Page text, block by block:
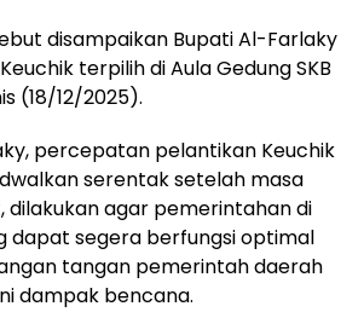
disampaikan Bupati Al-Farlaky
terpilih di Aula Gedung SKB
(18/12/2025).
percepatan pelantikan Keuchik
serentak setelah masa
agar pemerintahan di
dapat segera berfungsi optimal
tangan pemerintah daerah
dampak bencana.